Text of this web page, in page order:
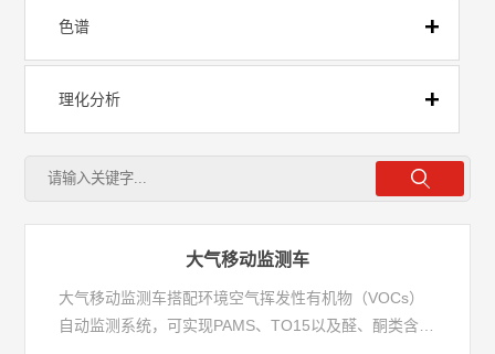
色谱
理化分析
前处理
全自动实验室
大气移动监测车
大气移动监测车搭配环境空气挥发性有机物（VOCs）
自动监测系统，可实现PAMS、TO15以及醛、酮类含氧